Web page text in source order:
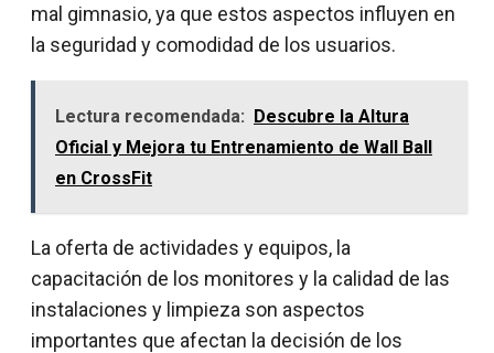
mal gimnasio, ya que estos aspectos influyen en
la seguridad y comodidad de los usuarios.
Lectura recomendada: Descubre la Altura
Oficial y Mejora tu Entrenamiento de Wall Ball
en CrossFit
La oferta de actividades y equipos, la
capacitación de los monitores y la calidad de las
instalaciones y limpieza son aspectos
importantes que afectan la decisión de los